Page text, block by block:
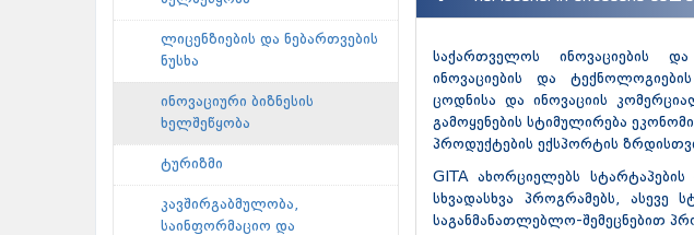
ლიცენზიების და ნებართვების
ნუსხა
ინოვაციური ბიზნესის
ხელშეწყობა
ტურიზმი
კავშირგაბმულობა,
საინფორმაციო და
საქართველოს ინოვაციების
ინოვაციების და
ცოდნისა და ინოვაციის
გამოყენების სტიმულირება
პროდუქტების ექსპორტის
GITA ახორციელებს სტარტაპების
სხვადასხვა პროგრამებს, ასევე
საგანმანათლებლო-შემეცნებით